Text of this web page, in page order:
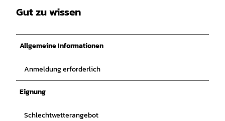
Gut zu wissen
Allgemeine Informationen
Anmeldung erforderlich
Eignung
Schlechtwetterangebot